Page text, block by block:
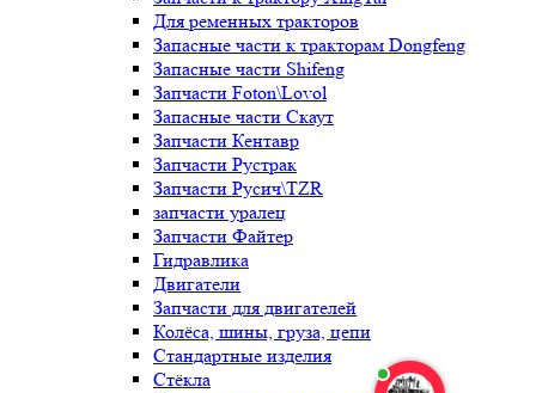
Для ременных тракторов
Запасные части к тракторам Dongfeng
Запасные части Shifeng
Запчасти Foton\Lovol
Запасные части Скаут
Запчасти Кентавр
Запчасти Рустрак
Запчасти Русич\TZR
запчасти уралец
Запчасти Файтер
Гидравлика
Двигатели
Запчасти для двигателей
Колёса, шины, груза, цепи
Стандартные изделия
Стёкла